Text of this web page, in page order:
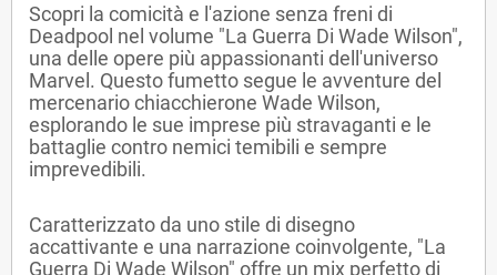
Scopri la comicità e l'azione senza freni di
Deadpool nel volume "La Guerra Di Wade Wilson",
una delle opere più appassionanti dell'universo
Marvel. Questo fumetto segue le avventure del
mercenario chiacchierone Wade Wilson,
esplorando le sue imprese più stravaganti e le
battaglie contro nemici temibili e sempre
imprevedibili.
Caratterizzato da uno stile di disegno
accattivante e una narrazione coinvolgente, "La
Guerra Di Wade Wilson" offre un mix perfetto di